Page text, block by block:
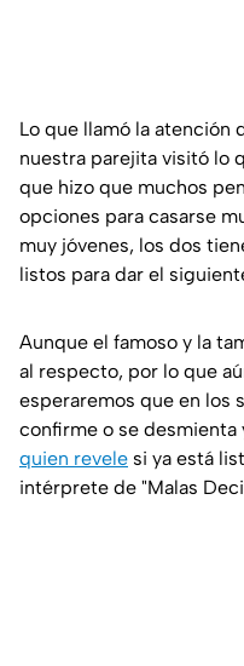
Lo que llamó la atención
nuestra parejita visitó lo
que hizo que muchos
opciones para casarse
muy jóvenes, los dos
listos para dar el
Aunque el famoso y la
al respecto, por lo que
esperaremos que en los
confirme o se desmienta
quien revele si ya está
intérprete de "Malas